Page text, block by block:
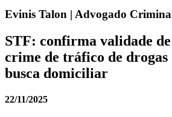
Evinis Talon | Advogado
STF: confirma validade
crime de tráfico de drogas
busca domiciliar
22/11/2025